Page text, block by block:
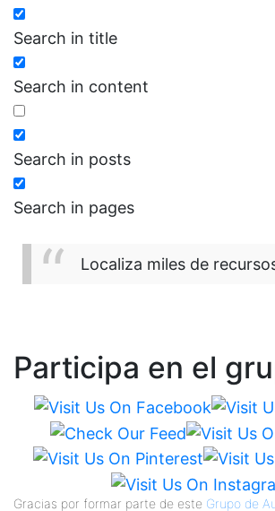
Search in title
Search in content
Search in posts
Search in pages
Localiza miles de
Participa en el
Gracias por formar parte de este Grupo de